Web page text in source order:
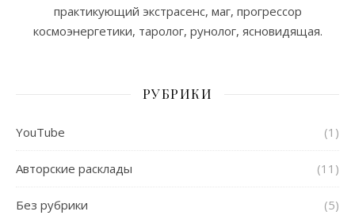
практикующий экстрасенс, маг, прогрессор
космоэнергетики, таролог, рунолог, ясновидящая.
РУБРИКИ
YouTube (1)
Авторские расклады (11)
Без рубрики (5)